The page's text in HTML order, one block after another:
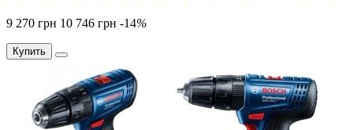
9 270 грн 10 746 грн -14%
Купить